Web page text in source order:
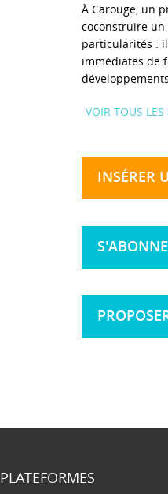
À Carouge, un
coconstruire un
particularités :
immédiates de
VOIR TOUS LES
INSÉRER
PLATEFORMES